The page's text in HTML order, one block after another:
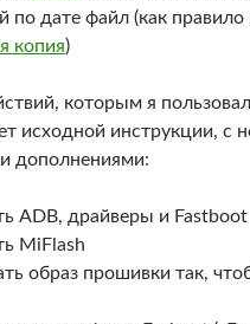
по дате файл (как
копия)
которым я
исходной инструкции, с
дополнениями:
ADB, драйверы и Fastboot
MiFlash
образ прошивки так,